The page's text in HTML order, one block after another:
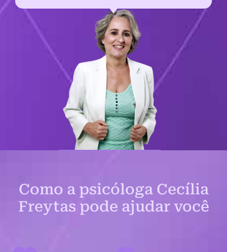
Como a psicóloga Cecília
Freytas pode ajudar você